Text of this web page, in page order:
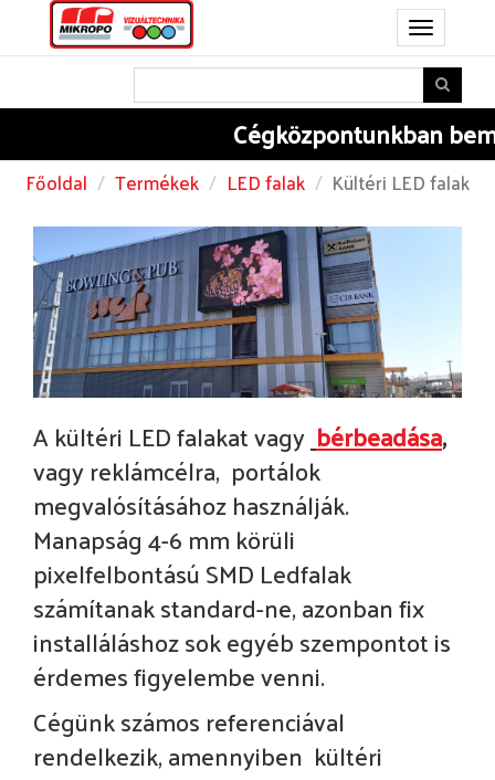
Toggle
navigation
Cégközpontunkban
Főoldal Termékek LED falak Kültéri LED falak
A kültéri LED falakat vagy bérbeadása,
vagy reklámcélra, portálok
megvalósításához használják.
Manapság 4-6 mm körüli
pixelfelbontású SMD Ledfalak
számítanak standard-ne, azonban fix
installáláshoz sok egyéb szempontot is
érdemes figyelembe venni.
Cégünk számos referenciával
rendelkezik, amennyiben kültéri